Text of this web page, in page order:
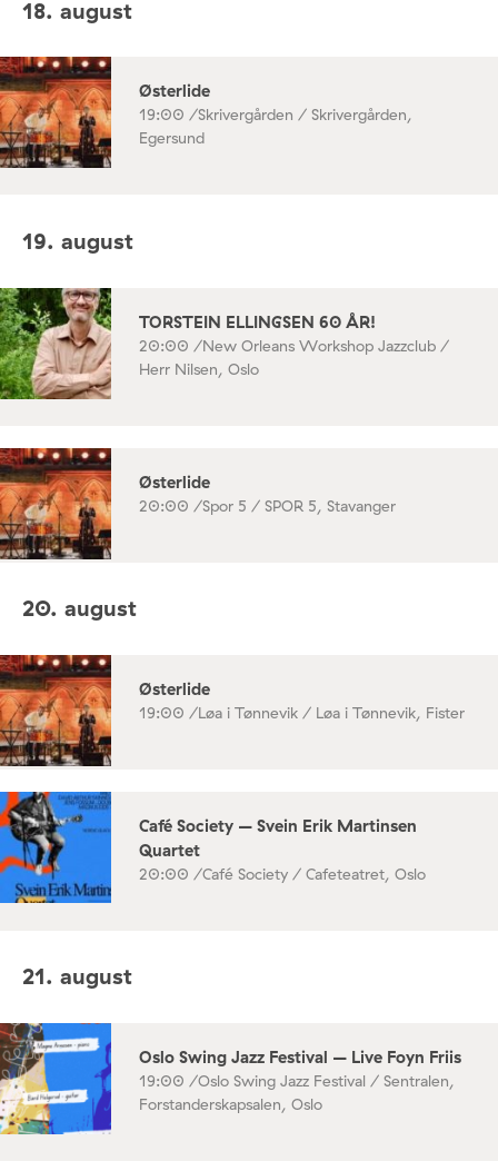
18. august
Østerlide
19:00 /Skrivergården / Skrivergården,
Egersund
19. august
TORSTEIN ELLINGSEN 60 ÅR!
20:00 /New Orleans Workshop Jazzclub /
Herr Nilsen, Oslo
Østerlide
20:00 /Spor 5 / SPOR 5, Stavanger
20. august
Østerlide
19:00 /Løa i Tønnevik / Løa i Tønnevik, Fister
Café Society – Svein Erik Martinsen
Quartet
20:00 /Café Society / Cafeteatret, Oslo
21. august
Oslo Swing Jazz Festival – Live Foyn Friis
19:00 /Oslo Swing Jazz Festival / Sentralen,
Forstanderskapsalen, Oslo